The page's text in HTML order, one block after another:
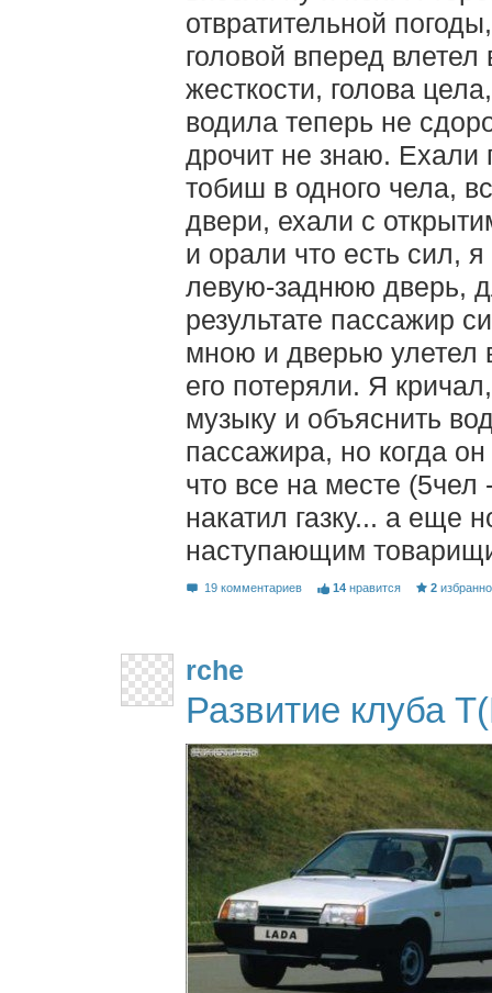
отвратительной
головой вперед
жесткости, голова
водила теперь не
дрочит не знаю. Ехали
тобиш в одного чела,
двери, ехали с
и орали что есть сил,
левую-заднюю дверь,
результате пассажир
мною и дверью улетел
его потеряли. Я
музыку и объяснить
пассажира, но когда
что все на месте
накатил газку... а еще
наступающим
19 комментариев 14 нравится 2
rche
Развитие клуба